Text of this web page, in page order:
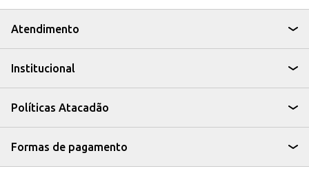
Ideal para restaurantes que oferecem queijos como acompanhamento ou
ingrediente em pratos.
Perfeito para mercearias e delicatessens que buscam ampliar seu
brasileira, onde o queijo coalho é um ingrediente fundamental.
tradicional.
O Queijo Coalho Ipanema oferece praticidade e um produto de qualidade
reconhecida, garantindo um bom custo-benefício para revenda e um
preferências.
Marca: Ipanema
Departamento: Frios e congelados
Atendimento
Institucional
Políticas Atacadão
Formas de pagamento